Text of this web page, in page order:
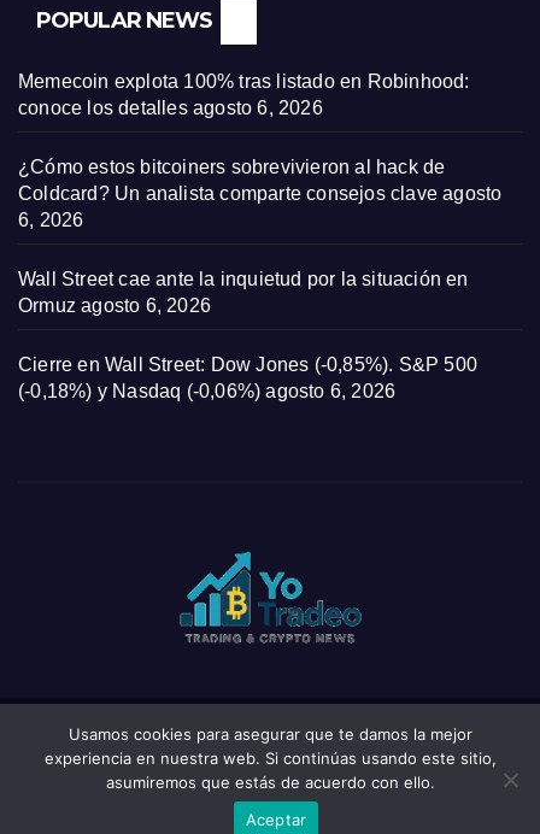
POPULAR NEWS
Memecoin explota 100% tras listado en Robinhood:
conoce los detalles agosto 6, 2026
¿Cómo estos bitcoiners sobrevivieron al hack de
Coldcard? Un analista comparte consejos clave agosto
6, 2026
Wall Street cae ante la inquietud por la situación en
Ormuz agosto 6, 2026
Cierre en Wall Street: Dow Jones (-0,85%). S&P 500
(-0,18%) y Nasdaq (-0,06%) agosto 6, 2026
Funciona gracias a WordPress|Tema: News Click deThemeansar
Privacy Policy Wishlist
Usamos cookies para asegurar que te damos la mejor
experiencia en nuestra web. Si continúas usando este sitio,
asumiremos que estás de acuerdo con ello.
Aceptar